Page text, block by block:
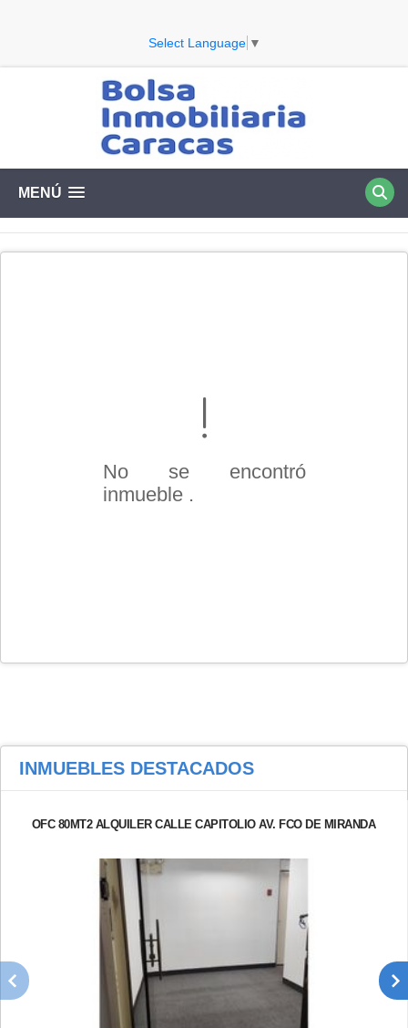
Select Language ▼
MENÚ
No se encontró
inmueble .
INMUEBLES DESTACADOS
OFC 80MT2 ALQUILER CALLE CAPITOLIO AV. FCO DE MIRANDA